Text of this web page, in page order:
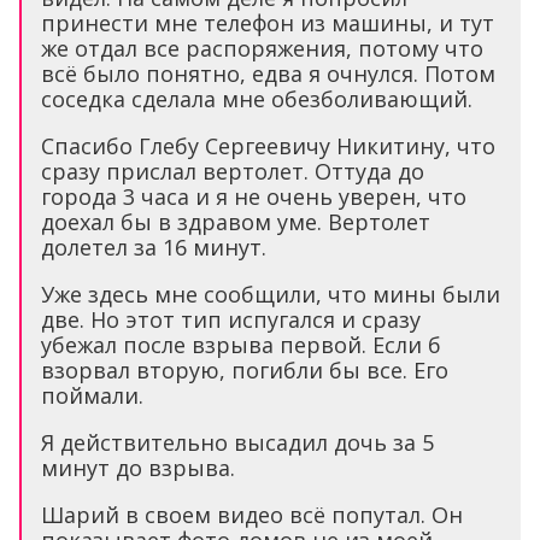
принести мне телефон из машины, и тут
же отдал все распоряжения, потому что
всё было понятно, едва я очнулся. Потом
соседка сделала мне обезболивающий.
Спасибо Глебу Сергеевичу Никитину, что
сразу прислал вертолет. Оттуда до
города 3 часа и я не очень уверен, что
доехал бы в здравом уме. Вертолет
долетел за 16 минут.
Уже здесь мне сообщили, что мины были
две. Но этот тип испугался и сразу
убежал после взрыва первой. Если б
взорвал вторую, погибли бы все. Его
поймали.
Я действительно высадил дочь за 5
минут до взрыва.
Шарий в своем видео всё попутал. Он